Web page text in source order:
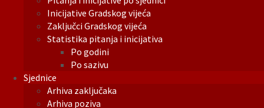
Inicijative Gradskog vijeća
Zaključci Gradskog vijeća
Statistika pitanja i inicijativa
Po godini
Po sazivu
Sjednice
Arhiva zaključaka
Arhiva poziva